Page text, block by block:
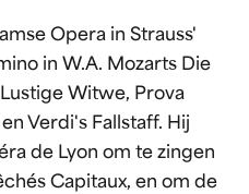
Opera in Strauss'
in W.A. Mozarts Die
Witwe, Prova
Verdi's Fallstaff. Hij
de Lyon om te zingen
Capitaux, en om de